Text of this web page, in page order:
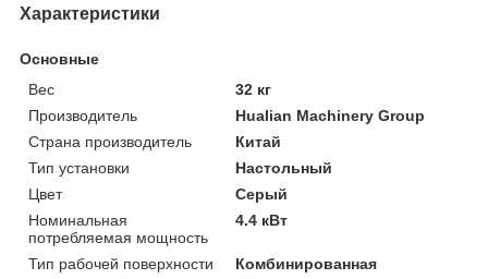
Характеристики
Основные
Вес
32 кг
Производитель
Hualian Machinery Group
Страна производитель
Китай
Тип установки
Настольный
Цвет
Серый
Номинальная
потребляемая мощность
4.4 кВт
Тип рабочей поверхности
Комбинированная